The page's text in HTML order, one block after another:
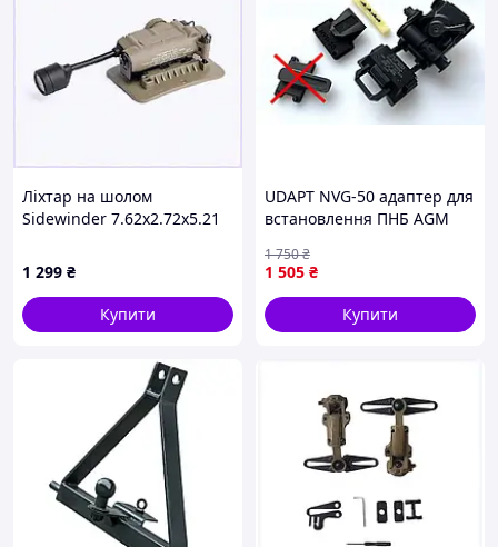
Ліхтар на шолом
Sidewinder 7.62x2.72x5.21
X90008C96
1 299 ₴
Купити
UDAPT NVG-50 адаптер для
встановлення ПНБ AGM
NVGA-15 на ріг Wilcox
1 505 ₴
1 750₴
Купити